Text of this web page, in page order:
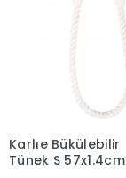
Karlıe Bükülebilir
Tünek S 57x1.4cm